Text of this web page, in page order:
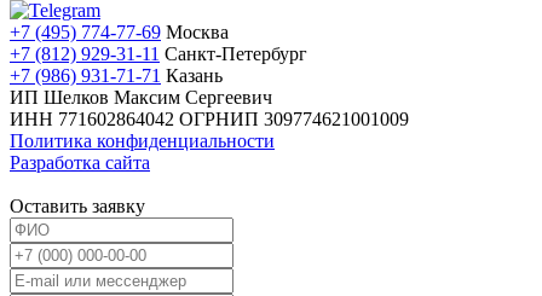
+7 (495) 774-77-69 Москва
+7 (812) 929-31-11 Санкт-Петербург
+7 (986) 931-71-71 Казань
ИП Шелков Максим Сергеевич
ИНН 771602864042 ОГРНИП 309774621001009
Политика конфиденциальности
Разработка сайта
Оставить заявку